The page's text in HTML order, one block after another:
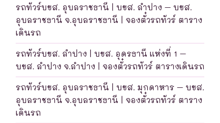
รถทัวร์บขส. อุบลราชธานี | บขส. ลำปาง – บขส.
อุบลราชธานี จ.อุบลราชธานี | จองตั๋วรถทัวร์ ตาราง
เดินรถ
รถทัวร์บขส. ลำปาง | บขส. อุดรธานี แห่งที่ 1 –
บขส. ลำปาง จ.ลำปาง | จองตั๋วรถทัวร์ ตารางเดินรถ
รถทัวร์บขส. อุบลราชธานี | บขส. มุกดาหาร – บขส.
อุบลราชธานี จ.อุบลราชธานี | จองตั๋วรถทัวร์ ตาราง
เดินรถ